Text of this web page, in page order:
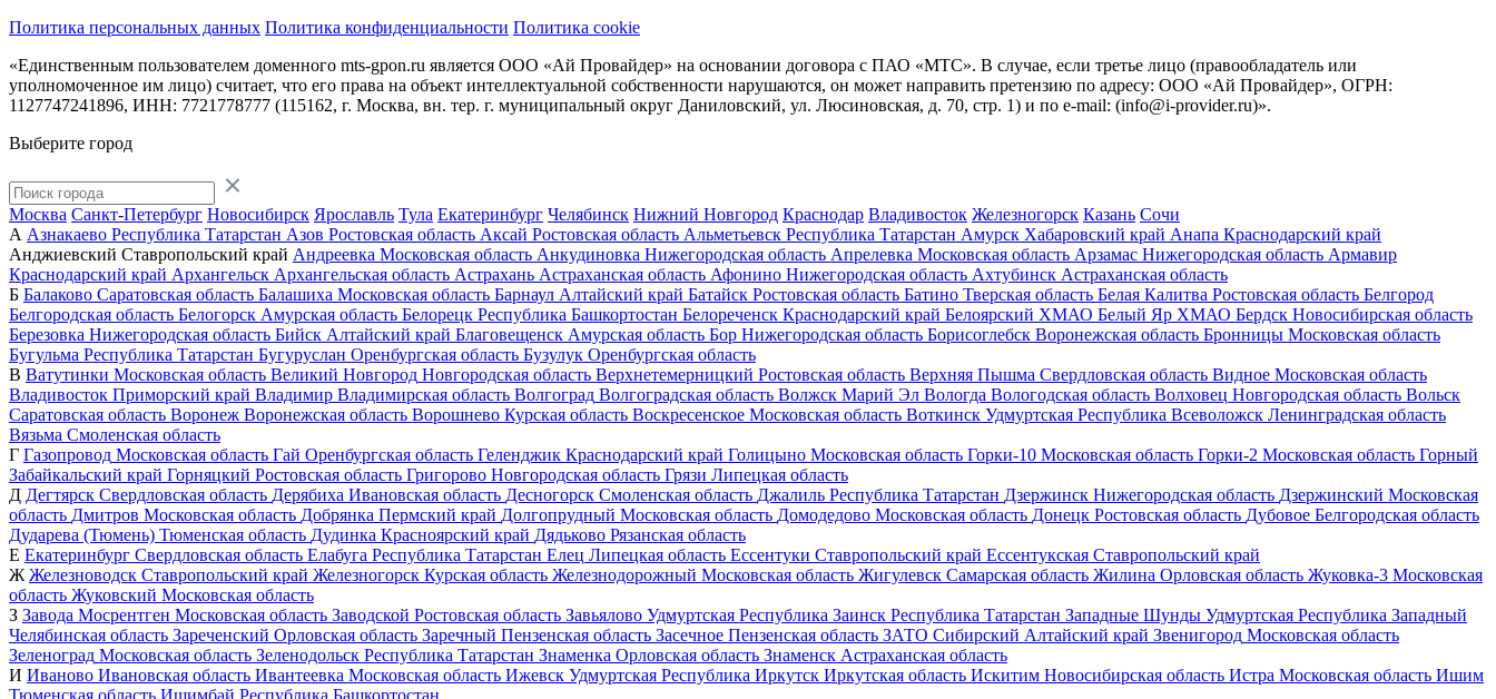
Политика персональных данных Политика конфиденциальности Политика cookie
«Единственным пользователем доменного mts-gpon.ru является ООО «Ай Провайдер» на основании договора с ПАО «МТС». В случае, если третье лицо (правообладатель или
уполномоченное им лицо) считает, что его права на объект интеллектуальной собственности нарушаются, он может направить претензию по адресу: ООО «Ай Провайдер», ОГРН:
1127747241896, ИНН: 7721778777 (115162, г. Москва, вн. тер. г. муниципальный округ Даниловский, ул. Люсиновская, д. 70, стр. 1) и по e-mail: (info@i-provider.ru)».
Выберите город
Москва Санкт-Петербург Новосибирск Ярославль Тула Екатеринбург Челябинск Нижний Новгород Краснодар Владивосток Железногорск Казань Сочи
А Азнакаево Республика Татарстан Азов Ростовская область Аксай Ростовская область Альметьевск Республика Татарстан Амурск Хабаровский край Анапа Краснодарский край
Анджиевский Ставропольский край Андреевка Московская область Анкудиновка Нижегородская область Апрелевка Московская область Арзамас Нижегородская область Армавир
Краснодарский край Архангельск Архангельская область Астрахань Астраханская область Афонино Нижегородская область Ахтубинск Астраханская область
Б Балаково Саратовская область Балашиха Московская область Барнаул Алтайский край Батайск Ростовская область Батино Тверская область Белая Калитва Ростовская область Белгород
Белгородская область Белогорск Амурская область Белорецк Республика Башкортостан Белореченск Краснодарский край Белоярский ХМАО Белый Яр ХМАО Бердск Новосибирская область
Березовка Нижегородская область Бийск Алтайский край Благовещенск Амурская область Бор Нижегородская область Борисоглебск Воронежская область Бронницы Московская область
Бугульма Республика Татарстан Бугуруслан Оренбургская область Бузулук Оренбургская область
В Ватутинки Московская область Великий Новгород Новгородская область Верхнетемерницкий Ростовская область Верхняя Пышма Свердловская область Видное Московская область
Владивосток Приморский край Владимир Владимирская область Волгоград Волгоградская область Волжск Марий Эл Вологда Вологодская область Волховец Новгородская область Вольск
Саратовская область Воронеж Воронежская область Ворошнево Курская область Воскресенское Московская область Воткинск Удмуртская Республика Всеволожск Ленинградская область
Вязьма Смоленская область
Г Газопровод Московская область Гай Оренбургская область Геленджик Краснодарский край Голицыно Московская область Горки-10 Московская область Горки-2 Московская область Горный
Забайкальский край Горняцкий Ростовская область Григорово Новгородская область Грязи Липецкая область
Д Дегтярск Свердловская область Дерябиха Ивановская область Десногорск Смоленская область Джалиль Республика Татарстан Дзержинск Нижегородская область Дзержинский Московская
область Дмитров Московская область Добрянка Пермский край Долгопрудный Московская область Домодедово Московская область Донецк Ростовская область Дубовое Белгородская область
Дударева (Тюмень) Тюменская область Дудинка Красноярский край Дядьково Рязанская область
Е Екатеринбург Свердловская область Елабуга Республика Татарстан Елец Липецкая область Ессентуки Ставропольский край Ессентукская Ставропольский край
Ж Железноводск Ставропольский край Железногорск Курская область Железнодорожный Московская область Жигулевск Самарская область Жилина Орловская область Жуковка-3 Московская
область Жуковский Московская область
З Завода Мосрентген Московская область Заводской Ростовская область Завьялово Удмуртская Республика Заинск Республика Татарстан Западные Шунды Удмуртская Республика Западный
Челябинская область Зареченский Орловская область Заречный Пензенская область Засечное Пензенская область ЗАТО Сибирский Алтайский край Звенигород Московская область
Зеленоград Московская область Зеленодольск Республика Татарстан Знаменка Орловская область Знаменск Астраханская область
И Иваново Ивановская область Ивантеевка Московская область Ижевск Удмуртская Республика Иркутск Иркутская область Искитим Новосибирская область Истра Московская область Ишим
Тюменская область Ишимбай Республика Башкортостан